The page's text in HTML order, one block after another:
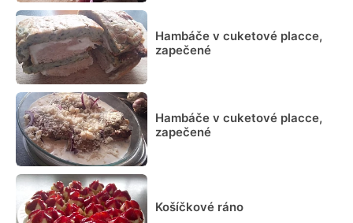
Hambáče v cuketové placce,
zapečené
Hambáče v cuketové placce,
zapečené
Košíčkové ráno